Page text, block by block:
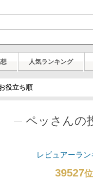
人気ランキング
役立ち順
ペッさんの
レビュアーラ
39527位